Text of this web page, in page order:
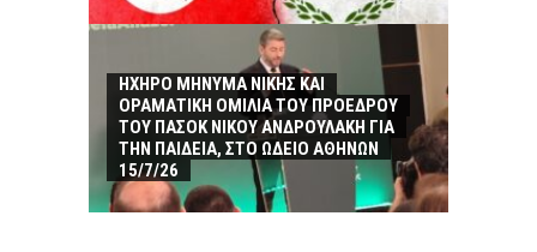
ΗΧΗΡΟ ΜΗΝΥΜΑ ΝΙΚΗΣ ΚΑΙ
ΟΡΑΜΑΤΙΚΗ ΟΜΙΛΙΑ ΤΟΥ ΠΡΟΕΔΡΟΥ
ΤΟΥ ΠΑΣΟΚ ΝΙΚΟΥ ΑΝΔΡΟΥΛΑΚΗ ΓΙΑ
ΤΗΝ ΠΑΙΔΕΙΑ, ΣΤΟ ΩΔΕΙΟ ΑΘΗΝΩΝ
15/7/26